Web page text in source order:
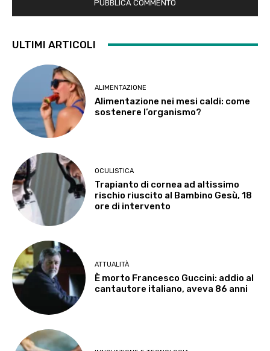
ULTIMI ARTICOLI
ALIMENTAZIONE
Alimentazione nei mesi caldi: come
sostenere l’organismo?
OCULISTICA
Trapianto di cornea ad altissimo
rischio riuscito al Bambino Gesù, 18
ore di intervento
ATTUALITÀ
È morto Francesco Guccini: addio al
cantautore italiano, aveva 86 anni